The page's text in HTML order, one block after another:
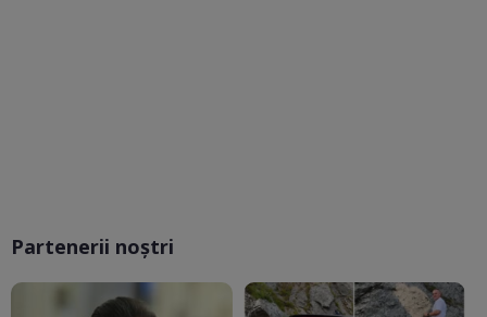
Partenerii noștri